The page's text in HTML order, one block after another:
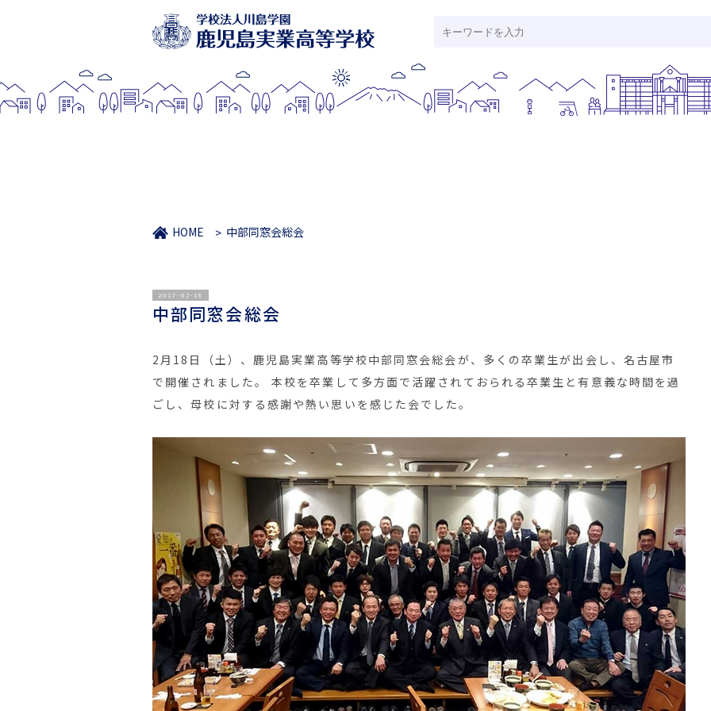
HOME 中部同窓会総会
2017-02-18
中部同窓会総会
2月18日（土）、鹿児島実業高等学校中部同窓会総会が、多くの卒業生が出会し、名古屋市
で開催されました。 本校を卒業して多方面で活躍されておられる卒業生と有意義な時間を過
ごし、母校に対する感謝や熱い思いを感じた会でした。